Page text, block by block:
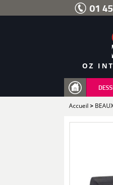
menu
01
OZ
Accueil >